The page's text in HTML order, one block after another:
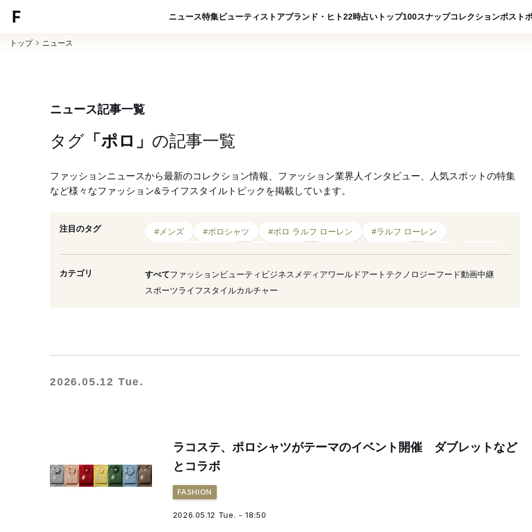
ニュース特集ビューティ ストアブランド・ヒト22時占い トップ100スナップコレクションポスト
トップ ニュース
ニュース記事一覧
タグ 「ポロ」 の記事一覧
ファッションニュースから最新のコレクション情報、ファッション業界人インタビュー、人気スポットの特集
など様々なファッション&ライフスタイルトピックを掲載しています。
注目のタグ #メンズ #ポロシャツ #ポロ ラルフ ローレン
#ラルフ ローレン
#リニューアル
#コレクション #ポロ #復刻 #2026年開催
#限定
#復活
#ライブ #原宿
カテゴリ すべてファッションビューティ ビジネス メディアワールドアート テクノロジーフード動画中継
スポーツライフスタイルカルチャー
2026.05.12 Tue.
ラコステ、ポロシャツがテーマのイベント開催 ダブレットなど
とコラボ
FASHION
2026.05.12 Tue. - 18:50